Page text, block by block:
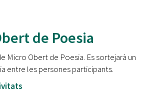
de Poesia
Micro Obert de Poesia. Es sortejarà un
entre les persones participants.